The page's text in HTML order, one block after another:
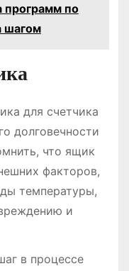
программ по
шагом
для счетчика
долговечности
что ящик
факторов,
температуры,
и
в процессе